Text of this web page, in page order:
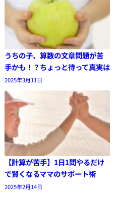
うちの子、算数の文章問題が苦
手かも！？ちょっと待って真実は
2025年3月11日
【計算が苦手】1日1問やるだけ
で賢くなるママのサポート術
2025年2月14日